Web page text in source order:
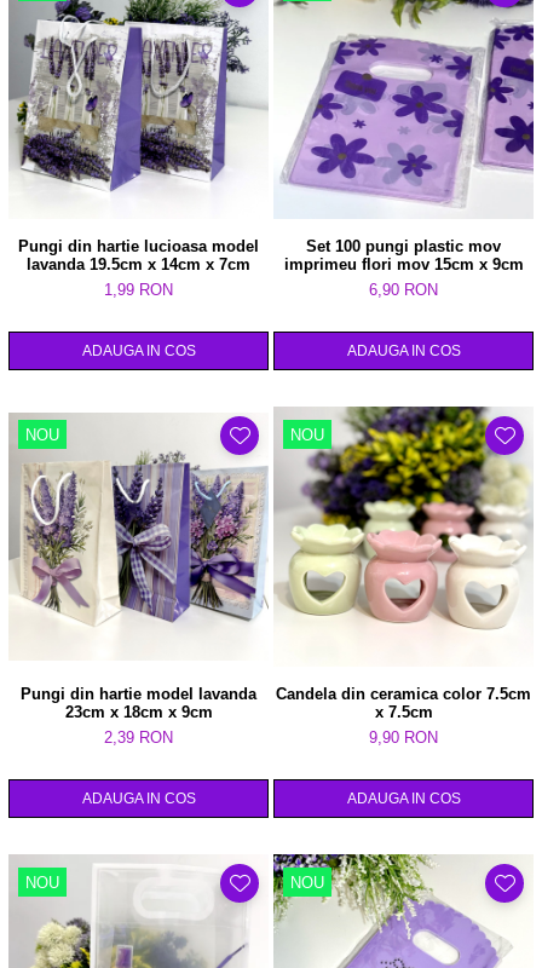
Pungi din hartie lucioasa model
lavanda 19.5cm x 14cm x 7cm
1,99 RON
ADAUGA IN COS
Set 100 pungi plastic mov
imprimeu flori mov 15cm x 9cm
6,90 RON
ADAUGA IN COS
NOU
Pungi din hartie model lavanda
23cm x 18cm x 9cm
2,39 RON
ADAUGA IN COS
NOU
Candela din ceramica color 7.5cm
x 7.5cm
9,90 RON
ADAUGA IN COS
NOU NOU